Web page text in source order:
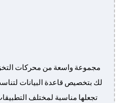
لك بتخصيص قاعدة البيانات
تجعلها مناسبة لمختلف